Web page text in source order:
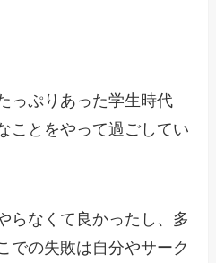
っぷりあった学生時代
ことをやって過ごしてい
らなくて良かったし、多
での失敗は自分やサーク